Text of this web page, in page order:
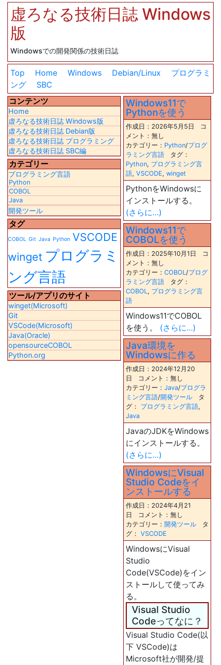
虚ろなる技術日誌 Windows
版
Windowsでの開発関係の技術日誌
Top Home Windows Debian/Linux
プログラミ
ング
SBC
コンテンツ
Home
虚ろなる技術日誌 Windows版
虚ろなる技術日誌 Debian版
虚ろなる技術日誌 プログラミング
虚ろなる技術日誌 SBC編
カテゴリー
プログラミング言語
Python
COBOL
Java
開発ツール
タグ
COBOL Git Java Python VSCODE
winget プログラミ
ング言語
ツール/アプリのサイト
winget(Microsoft)
Git
VSCode(Microsoft)
Java(Oracle)
opensourceCOBOL
Python.org
Windows11で
Pythonを使う
作成日：2026年5月5日 コ
メント：無し
カテゴリー： Python/プログ
ラミング言語 タグ：
Python, プログラミング言
語, VSCODE, winget
PythonをWindowsに
インストールする。
(さらに…)
Windows11で
COBOLを使う
作成日：2025年10月1日 コ
メント：無し
カテゴリー： COBOL/プログ
ラミング言語 タグ：
COBOL, プログラミング言
語
Windows11でCOBOL
を使う。 (さらに…)
Java環境を
Windowsに作る
作成日：2024年12月20
日 コメント：無し
カテゴリー： Java/プログラ
ミング言語/開発ツール タ
グ： プログラミング言語,
Java
JavaのJDKをWindows
にインストールする。
(さらに…)
WindowsにVisual
Studio Codeをイ
ンストールする
作成日：2024年4月21
日 コメント：無し
カテゴリー： 開発ツール タ
グ： VSCODE
WindowsにVisual
Studio
Code(VSCode)をイン
ストールして使ってみ
る。
Visual Studio
Codeってなに？
Visual Studio Code(以
下 VSCode)は
Microsoft社が開発/提